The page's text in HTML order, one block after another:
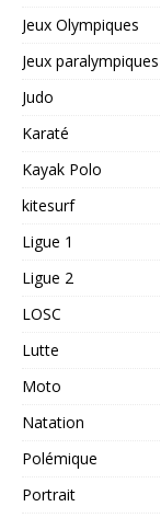
Jeux Olympiques
Jeux paralympiques
Judo
Karaté
Kayak Polo
kitesurf
Ligue 1
Ligue 2
LOSC
Lutte
Moto
Natation
Polémique
Portrait